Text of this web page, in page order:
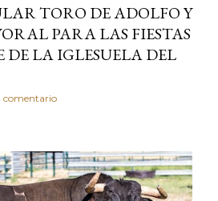
TORO DE ADOLFO Y
PARA LAS FIESTAS
DE LA IGLESUELA DEL
comentario